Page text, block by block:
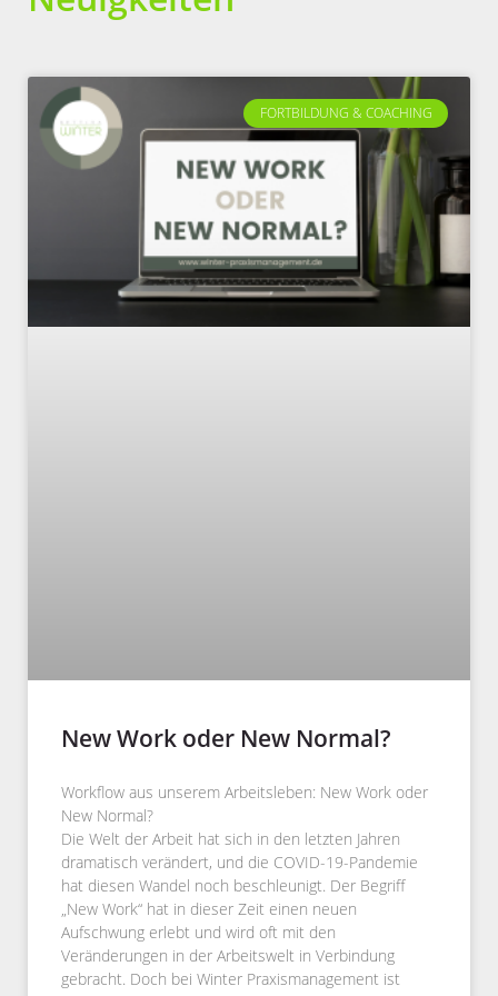
FORTBILDUNG & COACHING
New Work oder New Normal?
Workflow aus unserem Arbeitsleben: New Work oder
New Normal?
Die Welt der Arbeit hat sich in den letzten Jahren
dramatisch verändert, und die COVID-19-Pandemie
hat diesen Wandel noch beschleunigt. Der Begriff
„New Work“ hat in dieser Zeit einen neuen
Aufschwung erlebt und wird oft mit den
Veränderungen in der Arbeitswelt in Verbindung
gebracht. Doch bei Winter Praxismanagement ist